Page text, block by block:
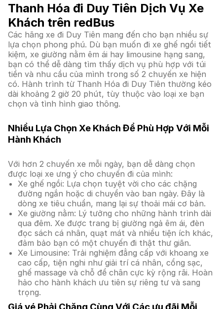
Thanh Hóa đi Duy Tiên Dịch Vụ Xe
Khách trên redBus
Các hãng xe đi Duy Tiên mang đến cho bạn nhiều sự
lựa chọn phong phú. Dù bạn muốn đi xe ghế ngồi tiết
kiệm, xe giường nằm êm ái hay limousine hạng sang,
bạn có thể dễ dàng tìm thấy dịch vụ phù hợp với túi
tiền và nhu cầu của mình trong số 2 chuyến xe hiện
có. Hành trình từ Thanh Hóa đi Duy Tiên thường kéo
dài khoảng 2 giờ 20 phút, tùy thuộc vào loại xe bạn
chọn và tình hình giao thông.
Nhiều Lựa Chọn Xe Khách Để Phù Hợp Với Mỗi
Hành Khách
Với hơn 2 chuyến xe mỗi ngày, bạn dễ dàng chọn
được loại xe ưng ý cho chuyến đi của mình:
Xe ghế ngồi: Lựa chọn tuyệt vời cho các chặng
đường ngắn hoặc di chuyển vào ban ngày. Đây là
dòng xe tiêu chuẩn, mang lại sự thoải mái cơ bản.
Xe giường nằm: Lý tưởng cho những hành trình dài
qua đêm. Xe được trang bị giường ngả êm ái, đèn
đọc sách cá nhân, quạt mát và nhiều tiện ích khác,
đảm bảo bạn có một chuyến đi thật thư giãn.
Xe Limousine: Trải nghiệm đẳng cấp với khoang xe
cao cấp, tiện nghi như giải trí cá nhân, cổng sạc,
ghế massage và chỗ để chân cực kỳ rộng rãi. Hoàn
hảo cho hành khách ưu tiên sự riêng tư và sang
trọng.